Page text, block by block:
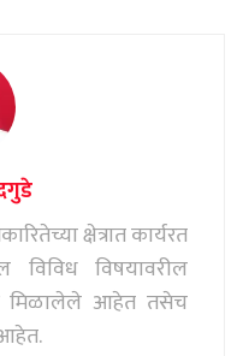
क्षेत्रात कार्यरत
विविध विषयावरील
मिळालेले आहेत तसेच